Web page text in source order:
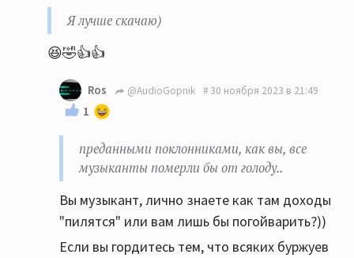
я не стану. Пусть без меня обогощаются. Я
лучше скачаю)
Я лучше скачаю)
😆🤣👍👍
Ros @AudioGopnik 30 ноября 2023 в 21:49
1
преданными поклонниками, как вы, все
музыканты померли бы от голоду..
Вы музыкант, лично знаете как там доходы
"пилятся" или вам лишь бы погойварить?))
Если вы гордитесь тем, что всяких буржуев